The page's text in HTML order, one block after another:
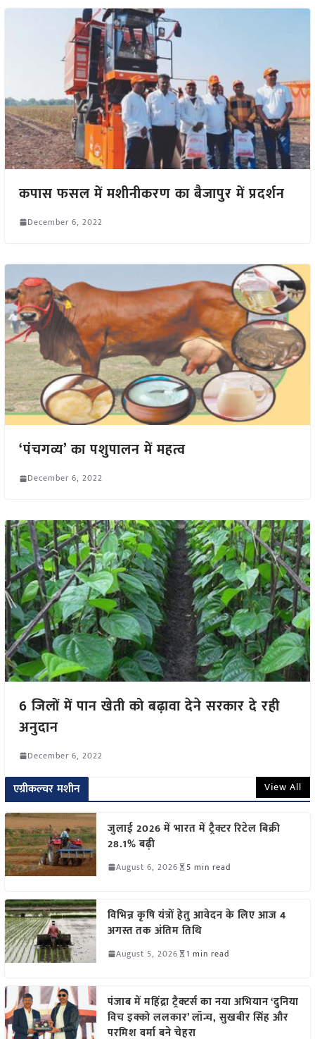
कपास फसल में मशीनीकरण का बैजापुर में प्रदर्शन
December 6, 2022
‘पंचगव्य’ का पशुपालन में महत्व
December 6, 2022
6 जिलों में पान खेती को बढ़ावा देने सरकार दे रही
अनुदान
December 6, 2022
एग्रीकल्चर मशीन View All
जुलाई 2026 में भारत में ट्रैक्टर रिटेल बिक्री
28.1% बढ़ी
August 6, 2026 5 min read
विभिन्न कृषि यंत्रों हेतु आवेदन के लिए आज 4
अगस्त तक अंतिम तिथि
August 5, 2026 1 min read
पंजाब में महिंद्रा ट्रैक्टर्स का नया अभियान ‘दुनिया
विच इक्को ललकार’ लॉन्च, सुखबीर सिंह और
परमिश वर्मा बने चेहरा